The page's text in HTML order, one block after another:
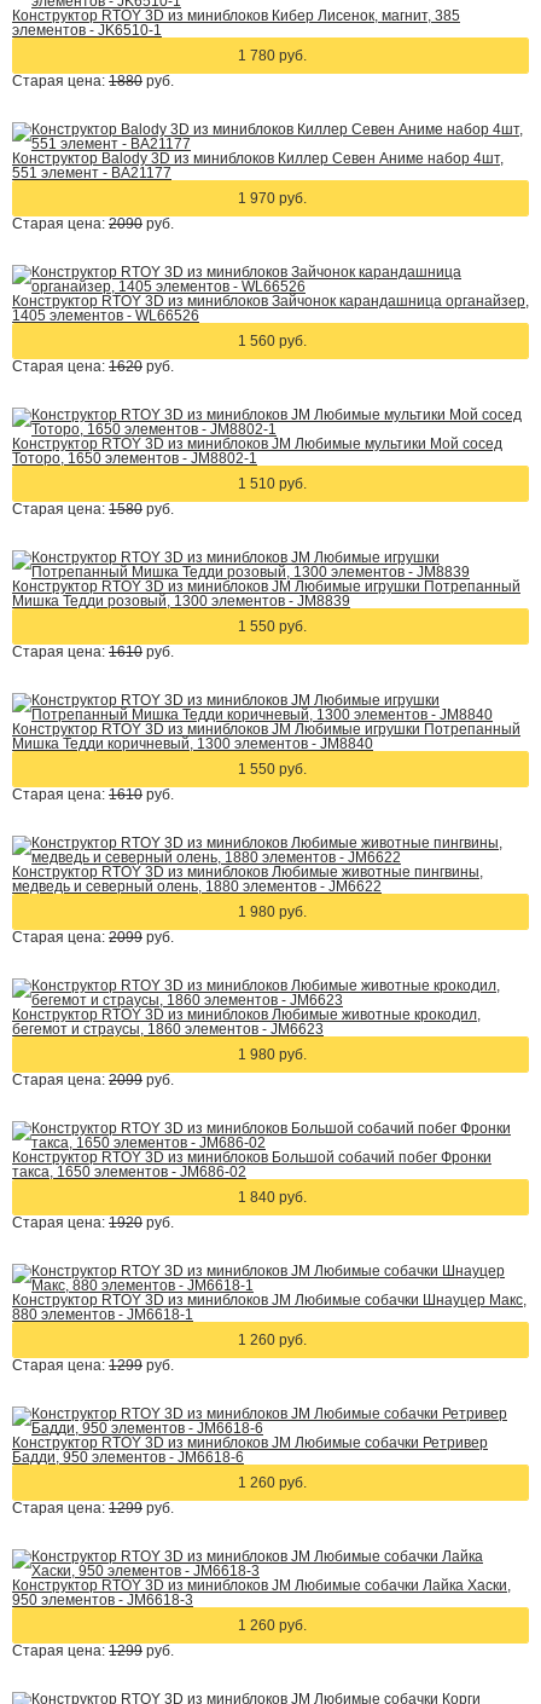
Конструктор RTOY 3D из миниблоков Кибер Лисенок, магнит, 385
элементов - JK6510-1
1 780 руб.
Старая цена: 1880 руб.
Конструктор Balody 3D из миниблоков Киллер Севен Аниме набор 4шт,
551 элемент - BA21177
1 970 руб.
Старая цена: 2090 руб.
Конструктор RTOY 3D из миниблоков Зайчонок карандашница органайзер,
1405 элементов - WL66526
1 560 руб.
Старая цена: 1620 руб.
Конструктор RTOY 3D из миниблоков JM Любимые мультики Мой сосед
Тоторо, 1650 элементов - JM8802-1
1 510 руб.
Старая цена: 1580 руб.
Конструктор RTOY 3D из миниблоков JM Любимые игрушки Потрепанный
Мишка Тедди розовый, 1300 элементов - JM8839
1 550 руб.
Старая цена: 1610 руб.
Конструктор RTOY 3D из миниблоков JM Любимые игрушки Потрепанный
Мишка Тедди коричневый, 1300 элементов - JM8840
1 550 руб.
Старая цена: 1610 руб.
Конструктор RTOY 3D из миниблоков Любимые животные пингвины,
медведь и северный олень, 1880 элементов - JM6622
1 980 руб.
Старая цена: 2099 руб.
Конструктор RTOY 3D из миниблоков Любимые животные крокодил,
бегемот и страусы, 1860 элементов - JM6623
1 980 руб.
Старая цена: 2099 руб.
Конструктор RTOY 3D из миниблоков Большой собачий побег Фронки
такса, 1650 элементов - JM686-02
1 840 руб.
Старая цена: 1920 руб.
Конструктор RTOY 3D из миниблоков JM Любимые собачки Шнауцер Макс,
880 элементов - JM6618-1
1 260 руб.
Старая цена: 1299 руб.
Конструктор RTOY 3D из миниблоков JM Любимые собачки Ретривер
Бадди, 950 элементов - JM6618-6
1 260 руб.
Старая цена: 1299 руб.
Конструктор RTOY 3D из миниблоков JM Любимые собачки Лайка Хаски,
950 элементов - JM6618-3
1 260 руб.
Старая цена: 1299 руб.